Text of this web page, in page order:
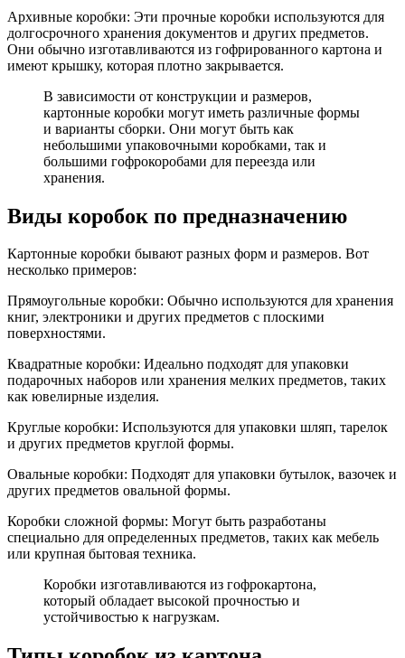
Архивные коробки: Эти прочные коробки используются для
долгосрочного хранения документов и других предметов.
Они обычно изготавливаются из гофрированного картона и
имеют крышку, которая плотно закрывается.
В зависимости от конструкции и размеров,
картонные коробки могут иметь различные формы
и варианты сборки. Они могут быть как
небольшими упаковочными коробками, так и
большими гофрокоробами для переезда или
хранения.
Виды коробок по предназначению
Картонные коробки бывают разных форм и размеров. Вот
несколько примеров:
Прямоугольные коробки: Обычно используются для хранения
книг, электроники и других предметов с плоскими
поверхностями.
Квадратные коробки: Идеально подходят для упаковки
подарочных наборов или хранения мелких предметов, таких
как ювелирные изделия.
Круглые коробки: Используются для упаковки шляп, тарелок
и других предметов круглой формы.
Овальные коробки: Подходят для упаковки бутылок, вазочек и
других предметов овальной формы.
Коробки сложной формы: Могут быть разработаны
специально для определенных предметов, таких как мебель
или крупная бытовая техника.
Коробки изготавливаются из гофрокартона,
который обладает высокой прочностью и
устойчивостью к нагрузкам.